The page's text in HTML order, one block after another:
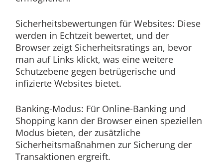
Sicherheitsbewertungen für Websites: Diese
werden in Echtzeit bewertet, und der
Browser zeigt Sicherheitsratings an, bevor
man auf Links klickt, was eine weitere
Schutzebene gegen betrügerische und
infizierte Websites bietet.
Banking-Modus: Für Online-Banking und
Shopping kann der Browser einen speziellen
Modus bieten, der zusätzliche
Sicherheitsmaßnahmen zur Sicherung der
Transaktionen ergreift.